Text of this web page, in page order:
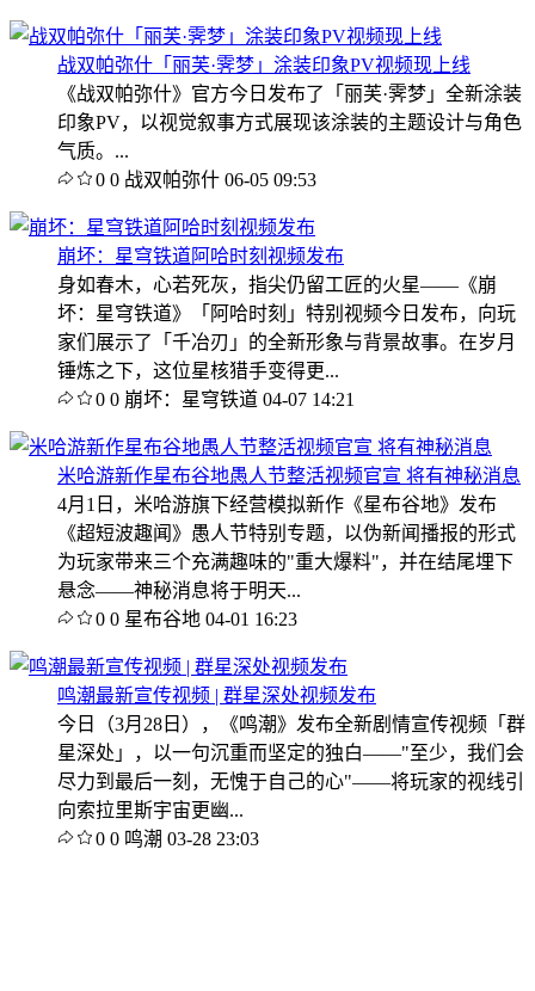
战双帕弥什「丽芙·霁梦」涂装印象PV视频现上线
《战双帕弥什》官方今日发布了「丽芙·霁梦」全新涂装
印象PV，以视觉叙事方式展现该涂装的主题设计与角色
气质。...
0 0 战双帕弥什 06-05 09:53
崩坏：星穹铁道阿哈时刻视频发布
身如春木，心若死灰，指尖仍留工匠的火星——《崩
坏：星穹铁道》「阿哈时刻」特别视频今日发布，向玩
家们展示了「千冶刃」的全新形象与背景故事。在岁月
锤炼之下，这位星核猎手变得更...
0 0 崩坏：星穹铁道 04-07 14:21
米哈游新作星布谷地愚人节整活视频官宣 将有神秘消息
4月1日，米哈游旗下经营模拟新作《星布谷地》发布
《超短波趣闻》愚人节特别专题，以伪新闻播报的形式
为玩家带来三个充满趣味的"重大爆料"，并在结尾埋下
悬念——神秘消息将于明天...
0 0 星布谷地 04-01 16:23
鸣潮最新宣传视频 | 群星深处视频发布
今日（3月28日），《鸣潮》发布全新剧情宣传视频「群
星深处」，以一句沉重而坚定的独白——"至少，我们会
尽力到最后一刻，无愧于自己的心"——将玩家的视线引
向索拉里斯宇宙更幽...
0 0 鸣潮 03-28 23:03